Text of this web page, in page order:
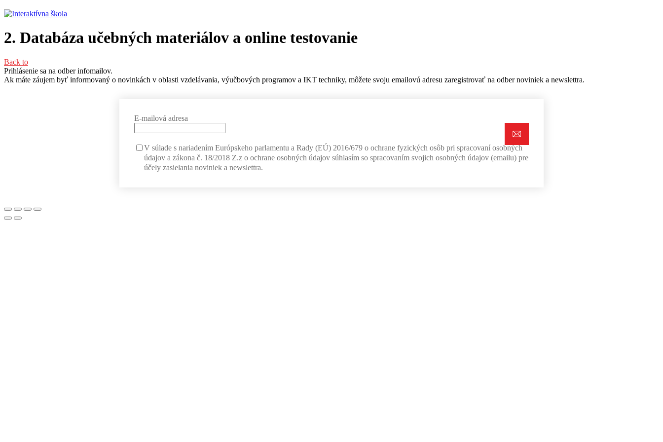
2. Databáza učebných materiálov a online testovanie
Back to
Prihlásenie sa na odber infomailov.
Ak máte záujem byť informovaný o novinkách v oblasti vzdelávania, výučbových programov a IKT techniky, môžete svoju emailovú adresu zaregistrovať na odber noviniek a newslettra.
E-mailová adresa
V súlade s nariadením Európskeho parlamentu a Rady (EÚ) 2016/679 o ochrane fyzických osôb pri spracovaní osobných
údajov a zákona č. 18/2018 Z.z o ochrane osobných údajov súhlasím so spracovaním svojich osobných údajov (emailu) pre
účely zasielania noviniek a newslettra.